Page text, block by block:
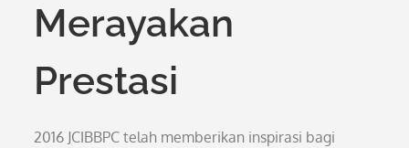
Merayakan
Prestasi
2016 JCIBBPC telah memberikan inspirasi bagi